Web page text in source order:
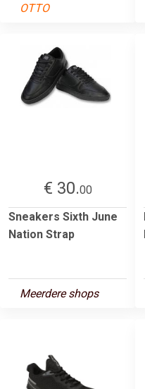
OTTO
€ 30.00
Sneakers Sixth June
Nation Strap
Meerdere shops